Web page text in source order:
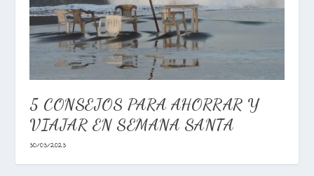
5 CONSEJOS PARA AHORRAR Y
VIAJAR EN SEMANA SANTA
30/03/2023